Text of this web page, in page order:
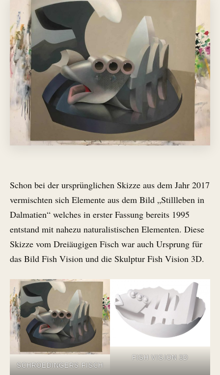
Schon bei der ursprünglichen Skizze aus dem Jahr 2017
vermischten sich Elemente aus dem Bild „Stillleben in
Dalmatien“ welches in erster Fassung bereits 1995
entstand mit nahezu naturalistischen Elementen. Diese
Skizze vom Dreiäugigen Fisch war auch Ursprung für
das Bild Fish Vision und die Skulptur Fish Vision 3D.
SCHROEDINGERS FISCH
FISH VISION 3D